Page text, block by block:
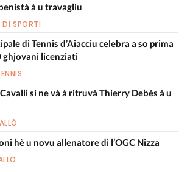
à u travagliu
DI SPORTI
di Tennis d’Aiacciu celebra a so prima
ghjovani licenziati
si ne và à ritruvà Thierry Debès à u
hè u novu allenatore di l’OGC Nizza